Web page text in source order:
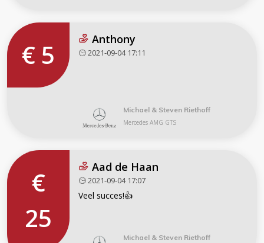
€ 5 Anthony
2021-09-04 17:11
Michael & Steven Riethoff
Mercedes AMG GTS
€
25
Aad de Haan
2021-09-04 17:07
Veel succes!👍
Michael & Steven Riethoff